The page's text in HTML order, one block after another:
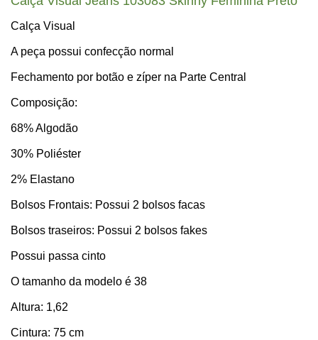
Calça Visual
A peça possui confecção normal
Fechamento por botão e zíper na Parte Central
Composição:
68% Algodão
30% Poliéster
2% Elastano
Bolsos Frontais: Possui 2 bolsos facas
Bolsos traseiros: Possui 2 bolsos fakes
Possui passa cinto
O tamanho da modelo é 38
Altura: 1,62
Cintura: 75 cm